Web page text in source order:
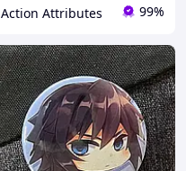
Action Attributes 99%